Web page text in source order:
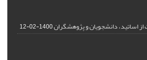
اساتید، دانشجویان و پژوهشگران1400-02-12